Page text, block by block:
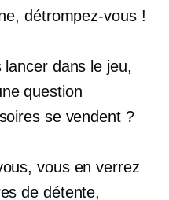
détrompez-vous !
dans le jeu,
question
se vendent ?
vous en verrez
de détente,